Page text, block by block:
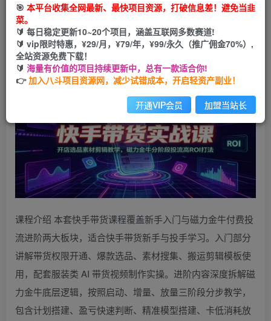
您当前未登录！建议登陆后购买，可保存购买订单
课程介绍 本套快手带货课程覆盖新手入门与磁力金牛付费投
流进阶两大板块，适合快手带货新手与投手学习。入门部分
讲解带货权限开通、爆款选品、素材搜集、搬运剪辑模板使
用，配套服装类 AI 带货视频制作实操。进阶内容深度拆解磁
力金牛底层逻辑，按照启动、增量、放量三阶段分步教学，
包含计划搭建、盈亏快速判断、精准模型搭建、卡低消耗放
🎯 本平台收集全网最新、最快项目资源，打破信息差！避免当韭
菜。
🔰 每日稳定更新10~20个项目，涵盖互联网多数赛道!
🔰 vip限时特惠，¥29/月，¥79/年，¥99/永久（推广佣金70%）,
全站资源免费下载！
🔰 海量有价值的项目持续更新中，总有一款适合你!
👉加入八斗项目资源网，减少试错成本，开启轻资产副业！
开通VIP会员 加盟当站长